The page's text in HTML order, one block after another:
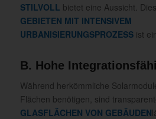
STILVOLL bietet eine Aussicht.
GEBIETEN MIT INTENSIVEM
URBANISIERUNGSPROZESSist
B. Hohe
Während herkömmliche
Flächen benötigen, sind
GLASFLÄCHEN VON GEBÄUDEN